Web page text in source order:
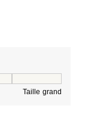
Taille grand